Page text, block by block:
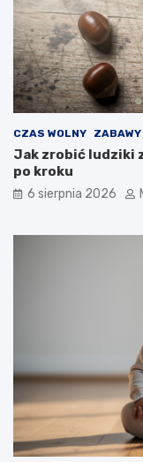
CZAS WOLNY ZABAWY
Jak zrobić ludziki
po kroku
6 sierpnia 2026